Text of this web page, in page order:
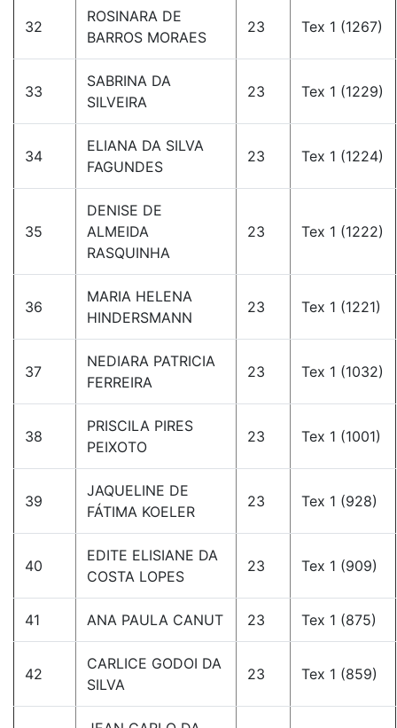
32
ROSINARA DE
BARROS MORAES
23 Tex 1 (1267)
33
SABRINA DA
SILVEIRA
23 Tex 1 (1229)
34
ELIANA DA SILVA
FAGUNDES
23 Tex 1 (1224)
35
DENISE DE
ALMEIDA
RASQUINHA
23 Tex 1 (1222)
36
MARIA HELENA
HINDERSMANN
23 Tex 1 (1221)
37
NEDIARA PATRICIA
FERREIRA
23 Tex 1 (1032)
38
PRISCILA PIRES
PEIXOTO
23 Tex 1 (1001)
39
JAQUELINE DE
FÁTIMA KOELER
23 Tex 1 (928)
40
EDITE ELISIANE DA
COSTA LOPES
23 Tex 1 (909)
41 ANA PAULA CANUT 23 Tex 1 (875)
42
CARLICE GODOI DA
SILVA
23 Tex 1 (859)